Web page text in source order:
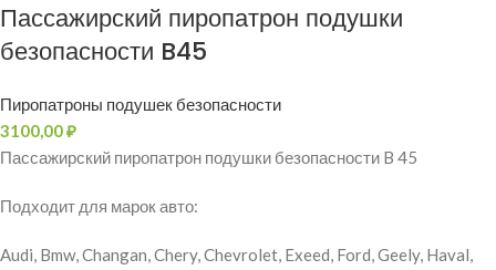
Пассажирский пиропатрон подушки
безопасности B45
Пиропатроны подушек безопасности
3100,00₽
Пассажирский пиропатрон подушки безопасности B 45
Подходит для марок авто:
Audi, Bmw, Changan, Chery, Chevrolet, Exeed, Ford, Geely, Haval,